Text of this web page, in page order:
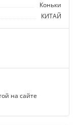
Коньки
КИТАЙ
на сайте